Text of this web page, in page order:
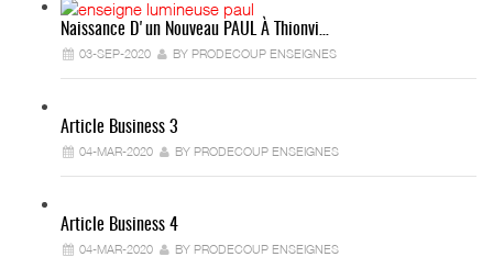
Naissance D'un Nouveau PAUL À Thionvi…
03-SEP-2020 BY PRODECOUP ENSEIGNES
Article Business 3
04-MAR-2020 BY PRODECOUP ENSEIGNES
Article Business 4
04-MAR-2020 BY PRODECOUP ENSEIGNES